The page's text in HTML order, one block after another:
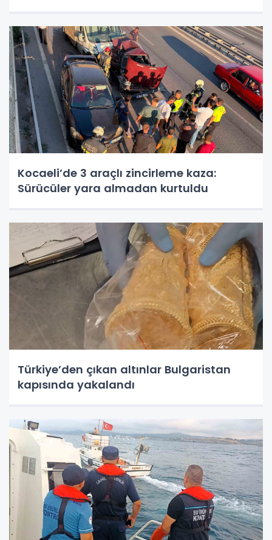
Kocaeli’de 3 araçlı zincirleme kaza:
Sürücüler yara almadan kurtuldu
Türkiye’den çıkan altınlar Bulgaristan
kapısında yakalandı